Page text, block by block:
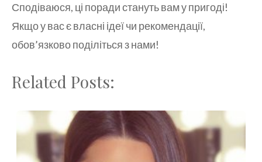
Сподіваюся, ці поради стануть вам у пригоді!
Якщо у вас є власні ідеї чи рекомендації,
обов’язково поділіться з нами!
Related Posts: